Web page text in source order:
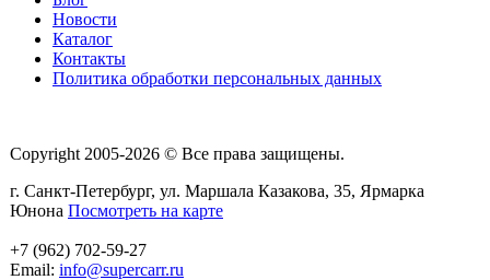
Новости
Каталог
Контакты
Политика обработки персональных данных
Copyright 2005-2026 © Все права защищены.
г. Санкт-Петербург, ул. Маршала Казакова, 35, Ярмарка
Юнона Посмотреть на карте
+7 (962) 702-59-27
Email: info@supercarr.ru